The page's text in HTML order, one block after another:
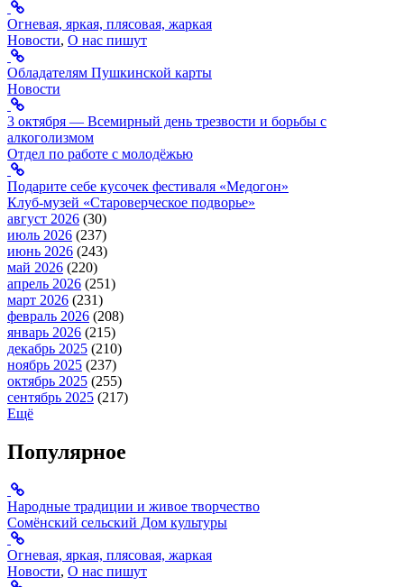
Огневая, яркая, плясовая, жаркая
Новости, О нас пишут
Обладателям Пушкинской карты
Новости
3 октября — Всемирный день трезвости и борьбы с
алкоголизмом
Отдел по работе с молодёжью
Подарите себе кусочек фестиваля «Медогон»
Клуб-музей «Староверческое подворье»
август 2026 (30)
июль 2026 (237)
июнь 2026 (243)
май 2026 (220)
апрель 2026 (251)
март 2026 (231)
февраль 2026 (208)
январь 2026 (215)
декабрь 2025 (210)
ноябрь 2025 (237)
октябрь 2025 (255)
сентябрь 2025 (217)
Ещё
Популярное
Народные традиции и живое творчество
Сомёнский сельский Дом культуры
Огневая, яркая, плясовая, жаркая
Новости, О нас пишут